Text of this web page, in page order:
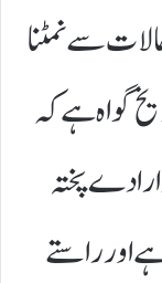
سے نمٹنا
گواہ ہے کہ
پختہ
اور راستے